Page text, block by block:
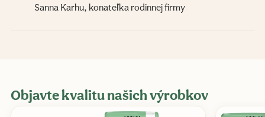
Sanna Karhu, konateľka rodinnej firmy
Objavte kvalitu našich výrobkov